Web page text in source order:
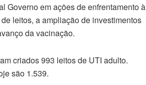
Governo em ações de enfrentamento à
leitos, a ampliação de investimentos
da vacinação.
criados 993 leitos de UTI adulto.
são 1.539.